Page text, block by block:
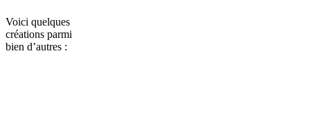
Voici quelques
créations parmi
bien d’autres :